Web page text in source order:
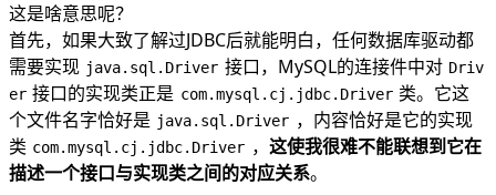
这是啥意思呢？
首先，如果大致了解过JDBC后就能明白，任何数据库驱动都
需要实现 java.sql.Driver 接口，MySQL的连接件中对 Driv
er 接口的实现类正是 com.mysql.cj.jdbc.Driver 类。它这
个文件名字恰好是 java.sql.Driver ，内容恰好是它的实现
类 com.mysql.cj.jdbc.Driver ， 这使我很难不能联想到它在
描述一个接口与实现类之间的对应关系。